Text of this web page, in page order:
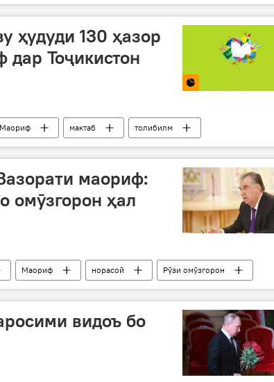
ҳудуди 130 ҳазор
дар Тоҷикистон
Маориф мактаб
толибилм
маориф:
омӯзгорон ҳал
Маориф норасоӣ
Рӯзи омӯзгорон
маорифу илми Тоҷикистон
видоъ бо